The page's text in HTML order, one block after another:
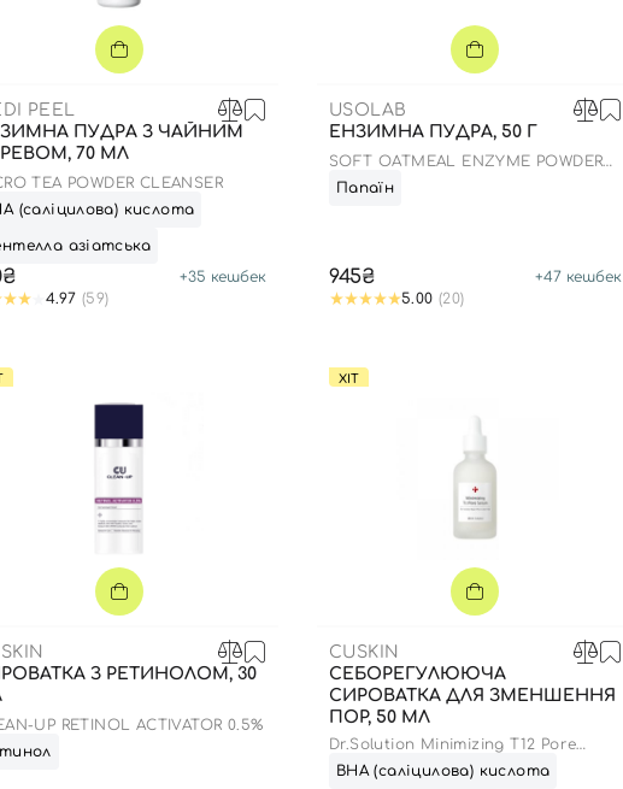
СПФ захист для дітей
Для зони повік
PEEL
ПУДРА З ЧАЙНИМ
70 МЛ
TEA POWDER CLEANSER
(саліцилова) кислота
азіатська
+35 кешбек
4.97 (59)
USOLAB
ЕНЗИМНА ПУДРА, 50 Г
SOFT OATMEAL ENZYME POWDER
WASH
Папаїн
945₴ +47кешбек
5.00 (20)
З РЕТИНОЛОМ, 30
UP RETINOL ACTIVATOR 0.5%
ХІТ
CUSKIN
СЕБОРЕГУЛЮЮЧА
СИРОВАТКА ДЛЯ ЗМЕНШЕННЯ
ПОР, 50 МЛ
Dr.Solution Minimizing T12 Pore
Serum
ВНА (саліцилова) кислота